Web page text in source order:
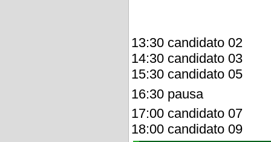
13:30 candidato 02
14:30 candidato 03
15:30 candidato 05
16:30 pausa
17:00 candidato 07
18:00 candidato 09